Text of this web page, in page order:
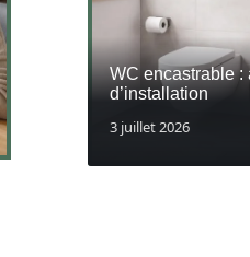
WC encastrable :
d’installation
3 juillet 2026